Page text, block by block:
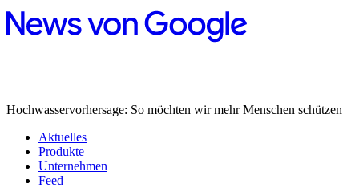
Hochwasservorhersage: So möchten wir mehr Menschen schützen
Aktuelles
Produkte
Unternehmen
Feed